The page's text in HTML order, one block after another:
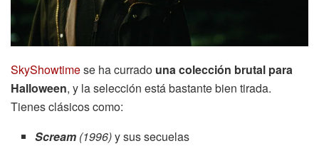
SkyShowtimese ha currado una colección brutal para
Halloween, y la selección está bastante bien tirada.
Tienes clásicos como:
Scream (1996)y sus secuelas